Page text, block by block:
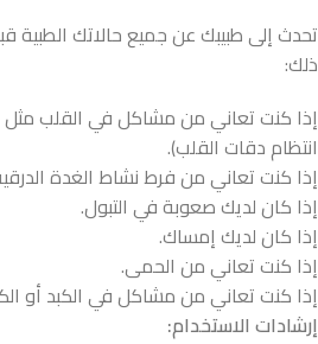
تحدث إلى طبيبك عن جميع حالاتك الطبية
ذلك:
إذا كنت تعاني من مشاكل في القلب مثل
انتظام دقات القلب).
إذا كنت تعاني من فرط نشاط الغدة
إذا كان لديك صعوبة في التبول.
إذا كان لديك إمساك.
إذا كنت تعاني من الحمى.
إذا كنت تعاني من مشاكل في الكبد أو
إرشادات الاستخدام: